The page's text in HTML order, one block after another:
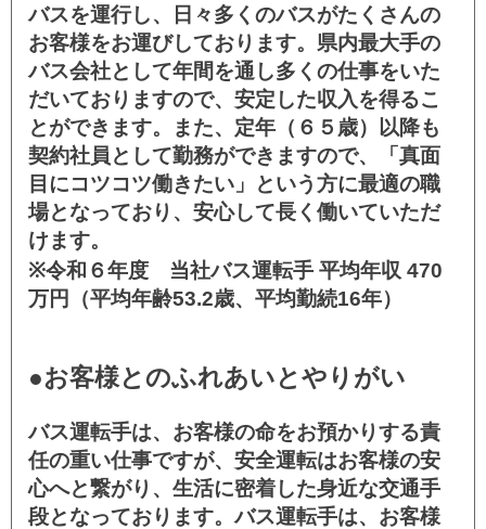
バスを運行し、日々多くのバスがたくさんの
お客様をお運びしております。県内最大手の
バス会社として年間を通し多くの仕事をいた
だいておりますので、安定した収入を得るこ
とができます。また、定年（６５歳）以降も
契約社員として勤務ができますので、「真面
目にコツコツ働きたい」という方に最適の職
場となっており、安心して長く働いていただ
けます。
※令和６年度 当社バス運転手 平均年収 470
万円（平均年齢53.2歳、平均勤続16年）
●お客様とのふれあいとやりがい
バス運転手は、お客様の命をお預かりする責
任の重い仕事ですが、安全運転はお客様の安
心へと繋がり、生活に密着した身近な交通手
段となっております。バス運転手は、お客様